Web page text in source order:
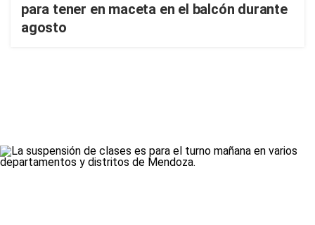
para tener en maceta en el balcón durante
agosto